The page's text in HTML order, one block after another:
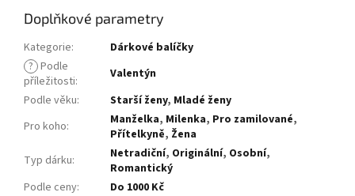
Doplňkové parametry
Kategorie:
Dárkové balíčky
? Podle
příležitosti:
Valentýn
Podle věku: Starší ženy, Mladé ženy
Pro koho: Manželka, Milenka, Pro zamilované,
Přítelkyně, Žena
Typ dárku: Netradiční, Originální, Osobní,
Romantický
Podle ceny: Do 1000 Kč